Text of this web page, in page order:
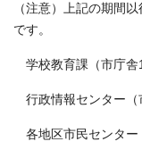
（注意）上記の期間
です。
学校教育課（市庁舎
行政情報センター（
各地区市民センター